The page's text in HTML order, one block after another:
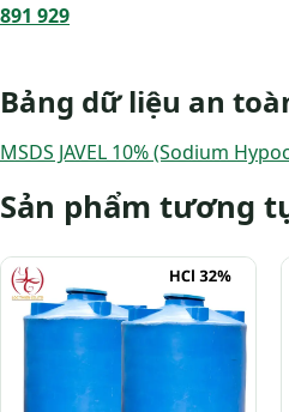
891 929
Bảng dữ liệu an
MSDS JAVEL 10% (Sodium
Sản phẩm tương